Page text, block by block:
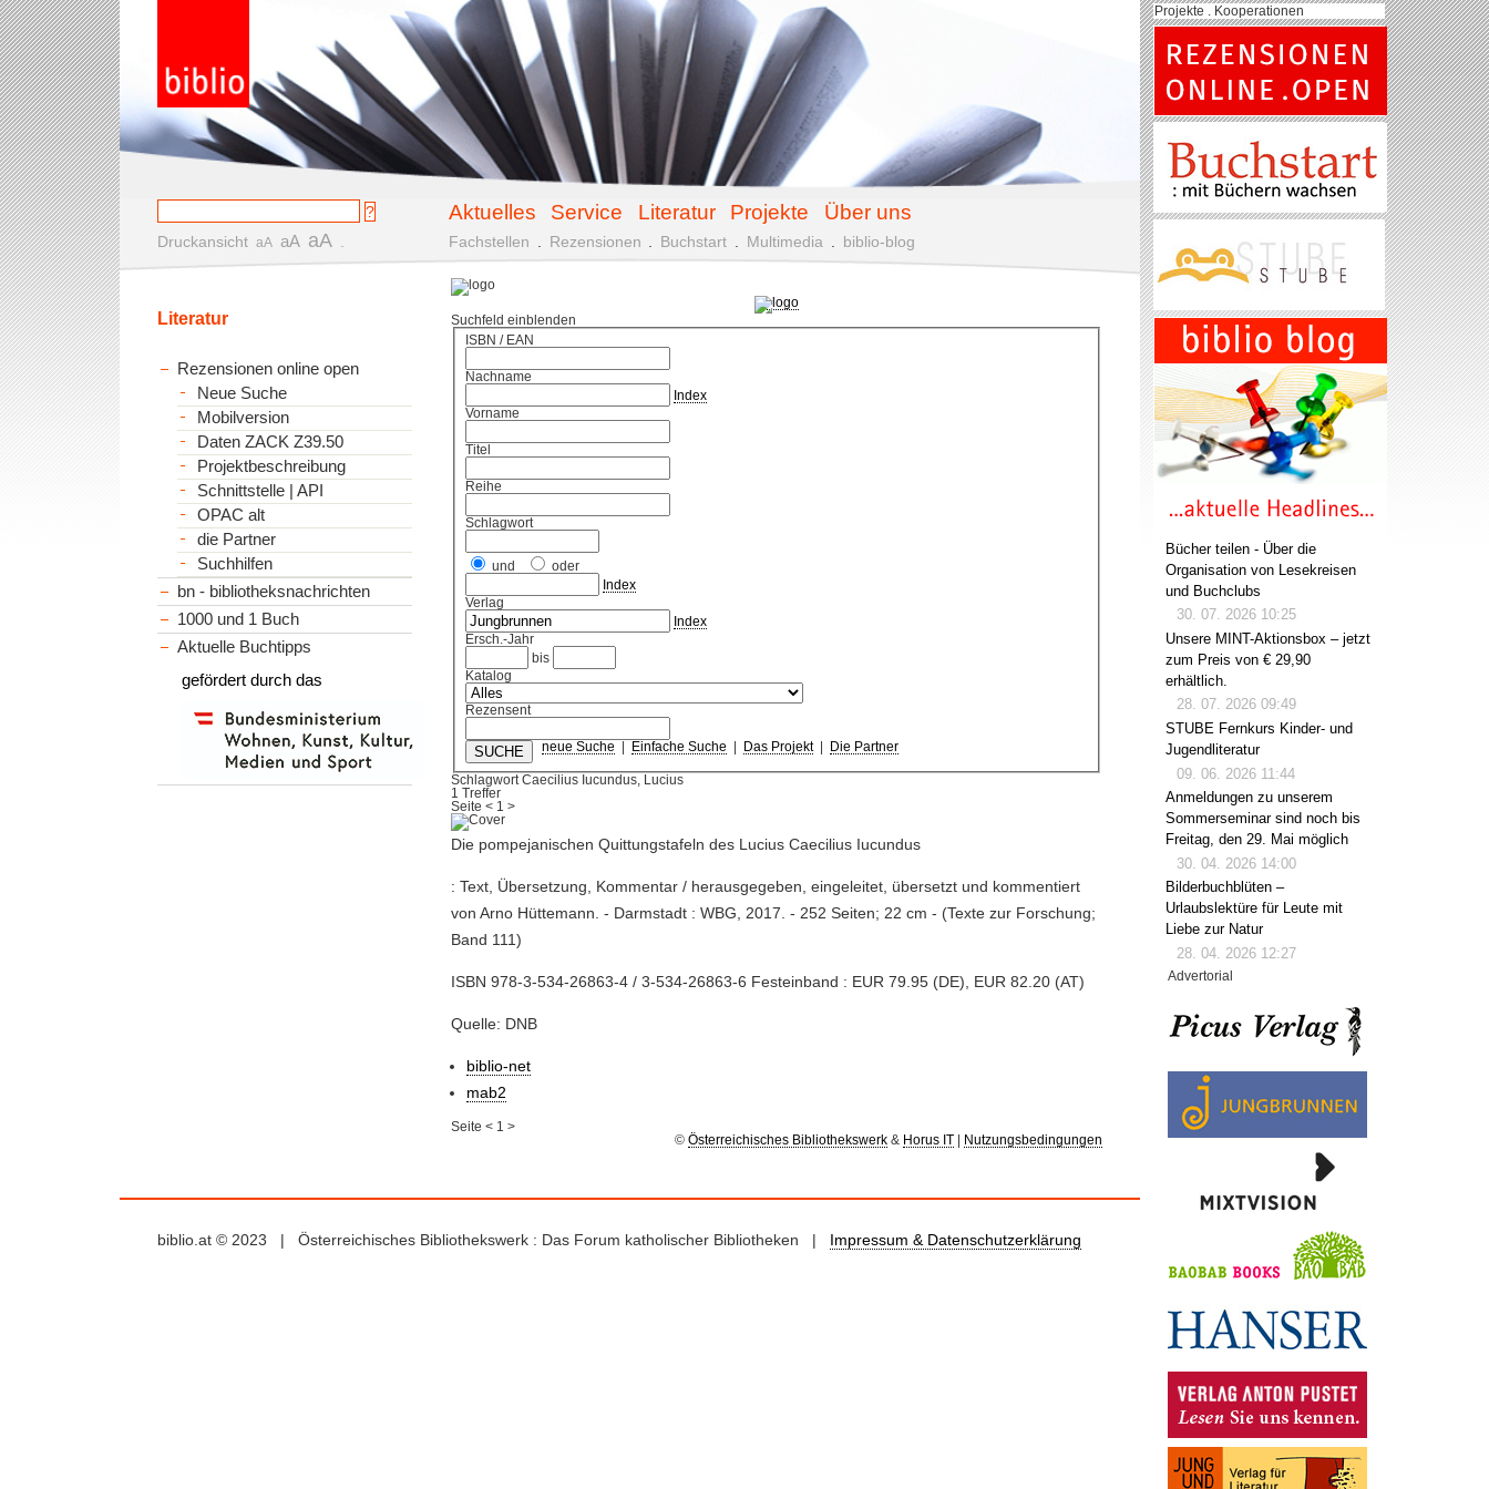
Aktuelles Service Literatur Projekte Über uns
Druckansicht aA aA aA Fachstellen Rezensionen Buchstart Multimedia biblio-blog
Suchfeld einblenden
ISBN / EAN
Nachname
Index
Vorname
Titel
Reihe
Schlagwort
und
oder
Index
Verlag
Index
Ersch.-Jahr
bis
Katalog
Rezensent
neue Suche Einfache Suche Das Projekt| Die Partner
Schlagwort Caecilius Iucundus, Lucius
1 Treffer
Seite< 1 >
Die pompejanischen Quittungstafeln des Lucius Caecilius Iucundus
: Text, Übersetzung, Kommentar / herausgegeben, eingeleitet, übersetzt und kommentiert
von Arno Hüttemann. - Darmstadt : WBG, 2017. - 252 Seiten; 22 cm - (Texte zur Forschung;
Band 111)
ISBN 978-3-534-26863-4 / 3-534-26863-6 Festeinband : EUR 79.95 (DE), EUR 82.20 (AT)
Quelle: DNB
biblio-net
mab2
Seite< 1 >
© Österreichisches Bibliothekswerk& Horus IT Nutzungsbedingungen
Literatur
Rezensionen online open
Neue Suche
Mobilversion
Daten ZACK Z39.50
Projektbeschreibung
Schnittstelle | API
OPAC alt
die Partner
Suchhilfen
bn - bibliotheksnachrichten
1000 und 1 Buch
Aktuelle Buchtipps
gefördert durch das
biblio.at © 2023 | Österreichisches Bibliothekswerk : Das Forum katholischer Bibliotheken | Impressum & Datenschutzerklärung
Projekte . Kooperationen
Bücher teilen - Über die
Organisation von Lesekreisen
und Buchclubs
30. 07. 2026 10:25
Unsere MINT-Aktionsbox – jetzt
zum Preis von € 29,90
erhältlich.
28. 07. 2026 09:49
STUBE Fernkurs Kinder- und
Jugendliteratur
09. 06. 2026 11:44
Anmeldungen zu unserem
Sommerseminar sind noch bis
Freitag, den 29. Mai möglich
30. 04. 2026 14:00
Bilderbuchblüten –
Urlaubslektüre für Leute mit
Liebe zur Natur
28. 04. 2026 12:27
Advertorial